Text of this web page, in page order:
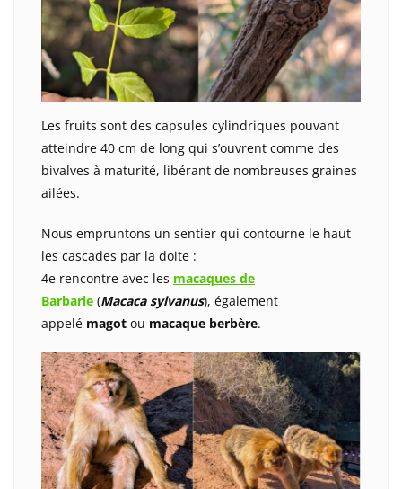
Les fruits sont des capsules cylindriques pouvant
atteindre 40 cm de long qui s’ouvrent comme des
bivalves à maturité, libérant de nombreuses graines
ailées.
Nous empruntons un sentier qui contourne le haut
les cascades par la doite :
4e rencontre avec les macaques de
Barbarie (Macaca sylvanus), également
appelé magot ou macaque berbère.